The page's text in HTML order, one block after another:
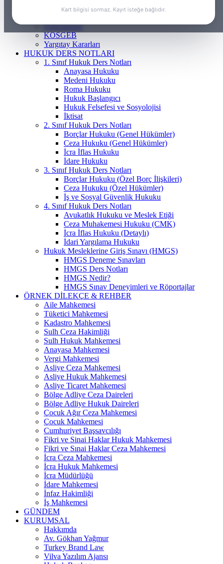
Kart bilgisi sormaz. Kayıt isteğe bağlıdır.
Vergi & İdare Hukuku
Frenchasıng
KOSGEB
Yargıtay Kararları
HUKUK DERS NOTLARI
1. Sınıf Hukuk Ders Notları
Anayasa Hukuku
Medeni Hukuku
Roma Hukuku
Hukuk Başlangıcı
Hukuk Felsefesi ve Sosyolojisi
İktisat
2. Sınıf Hukuk Ders Notları
Borçlar Hukuku (Genel Hükümler)
Ceza Hukuku (Genel Hükümler)
İcra İflas Hukuku
İdare Hukuku
3. Sınıf Hukuk Ders Notları
Borçlar Hukuku (Özel Borç İlişkileri)
Ceza Hukuku (Özel Hükümler)
İş ve Sosyal Güvenlik Hukuku
4. Sınıf Hukuk Ders Notları
Avukatlık Hukuku ve Meslek Etiği
Ceza Muhakemesi Hukuku (CMK)
İcra İflas Hukuku (Detaylı)
İdari Yargılama Hukuku
Hukuk Mesleklerine Giriş Sınavı (HMGS)
HMGS Deneme Sınavları
HMGS Ders Notları
HMGS Nedir?
HMGS Sınav Deneyimleri ve Röportajlar
ÖRNEK DILEKÇE & REHBER
Aile Mahkemesi
Tüketici Mahkemesi
Kadastro Mahkemesi
Sulh Ceza Hakimliği
Sulh Hukuk Mahkemesi
Anayasa Mahkemesi
Vergi Mahkemesi
Asliye Ceza Mahkemesi
Asliye Hukuk Mahkemesi
Asliye Ticaret Mahkemesi
Bölge Adliye Ceza Daireleri
Bölge Adliye Hukuk Daireleri
Çocuk Ağır Ceza Mahkemesi
Çocuk Mahkemesi
Cumhuriyet Başsavcılığı
Fikri ve Sinai Haklar Hukuk Mahkemesi
Fikri ve Sınai Haklar Ceza Mahkemesi
İcra Ceza Mahkemesi
İcra Hukuk Mahkemesi
İcra Müdürlüğü
İdare Mahkemesi
İnfaz Hakimliği
İş Mahkemesi
GÜNDEM
KURUMSAL
Hakkımda
Av. Gökhan Yağmur
Turkey Brand Law
Vilva Yazılım Ajansı